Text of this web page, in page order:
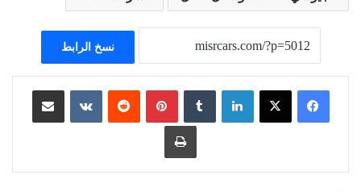
نسخ الرابط
لينكدإن ‏Tumblr بينتيريست
‏Reddit
‏VKontakte مشاركة عبر البريد
طباعة